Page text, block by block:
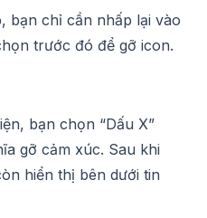
bạn chỉ cần nhấp lại vào
trước đó để gỡ icon.
bạn chọn “Dấu X”
gỡ cảm xúc. Sau khi
hiển thị bên dưới tin